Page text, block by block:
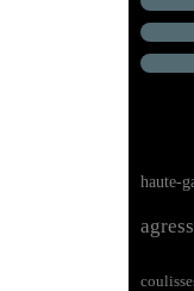
haute-